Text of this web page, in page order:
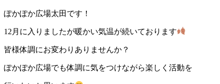
ぽかぽか広場太田です！
12月に入りましたが暖かい気温が続いております
皆様体調にお変わりありませんか？
ぽかぽか広場でも体調に気をつけながら楽しく活動を